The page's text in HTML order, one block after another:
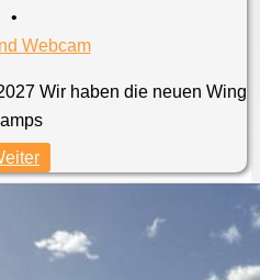
•
Webcam
Wir haben die neuen Wing